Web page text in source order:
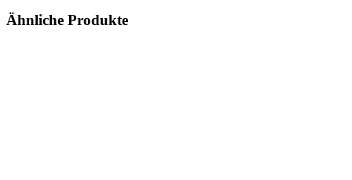
Ähnliche Produkte